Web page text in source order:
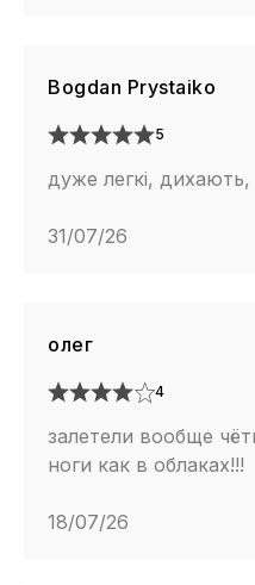
Bogdan Prystaiko
5
дуже легкі, дихають,
31/07/26
олег
4
залетели вообще
ноги как в облаках!!!
18/07/26